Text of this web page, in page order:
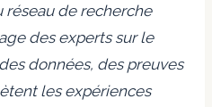
de recherche
des experts sur le
données, des preuves
les expériences